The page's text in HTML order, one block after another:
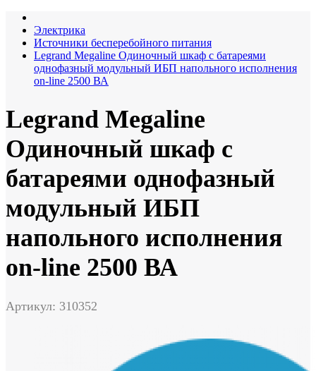
Электрика
Источники бесперебойного питания
Legrand Megaline Одиночный шкаф с батареями
однофазный модульный ИБП напольного исполнения
on-line 2500 ВА
Legrand Megaline
Одиночный шкаф с
батареями однофазный
модульный ИБП
напольного исполнения
on-line 2500 ВА
Артикул: 310352